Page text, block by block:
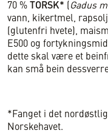
70 % TORSK* ( Gadus
vann, kikertmel,
(glutenfri hvete),
E500 og
dette skal være et
kan små bein
*Fanget i det
Norskehavet.